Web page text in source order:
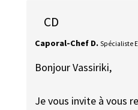
CD
Caporal-Chef D. Spécialiste
Bonjour Vassiriki,
Je vous invite à vous